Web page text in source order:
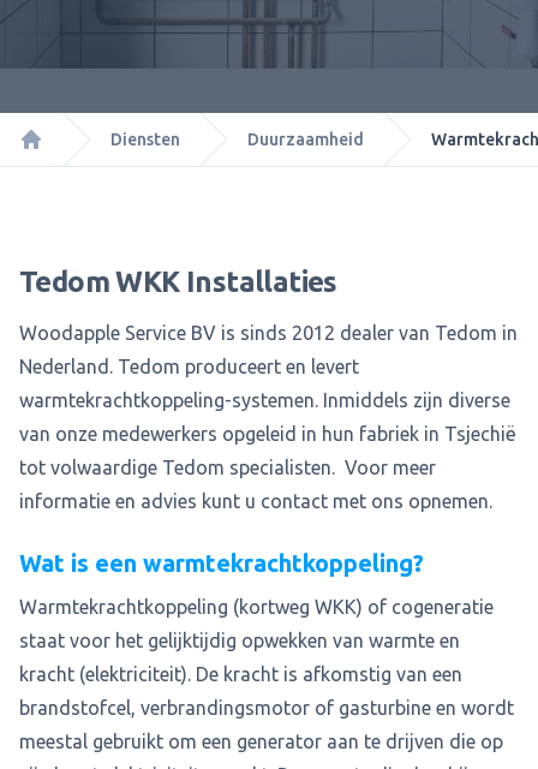
Home
Diensten Duurzaamheid
Tedom WKK Installaties
Woodapple Service BV is sinds 2012 dealer van Tedom in
Nederland. Tedom produceert en levert
warmtekrachtkoppeling-systemen. Inmiddels zijn diverse
van onze medewerkers opgeleid in hun fabriek in Tsjechië
tot volwaardige Tedom specialisten. Voor meer
informatie en advies kunt u contact met ons opnemen.
Wat is een warmtekrachtkoppeling?
Warmtekrachtkoppeling (kortweg WKK) of cogeneratie
staat voor het gelijktijdig opwekken van warmte en
kracht (elektriciteit). De kracht is afkomstig van een
brandstofcel, verbrandingsmotor of gasturbine en wordt
meestal gebruikt om een generator aan te drijven die op